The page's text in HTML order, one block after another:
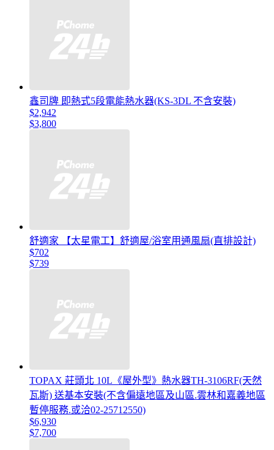
鑫司牌 即熱式5段電能熱水器(KS-3DL 不含安裝)
$2,942
$3,800
舒適家 【太星電工】舒適屋/浴室用通風扇(直排設計)
$702
$739
TOPAX 莊頭北 10L《屋外型》熱水器TH-3106RF(天然
瓦斯) 送基本安裝(不含偏遠地區及山區.雲林和嘉義地區
暫停服務.或洽02-25712550)
$6,930
$7,700